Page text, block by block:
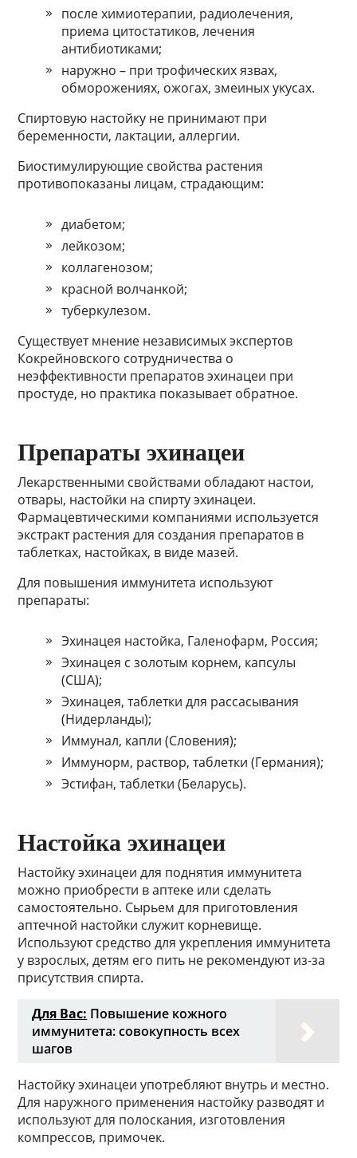
после химиотерапии, радиолечения,
приема цитостатиков, лечения
антибиотиками;
наружно – при трофических язвах,
обморожениях, ожогах, змеиных укусах.
Спиртовую настойку не принимают при
беременности, лактации, аллергии.
Биостимулирующие свойства растения
противопоказаны лицам, страдающим:
диабетом;
лейкозом;
коллагенозом;
красной волчанкой;
туберкулезом.
Существует мнение независимых экспертов
Кокрейновского сотрудничества о
неэффективности препаратов эхинацеи при
простуде, но практика показывает обратное.
Препараты эхинацеи
Лекарственными свойствами обладают настои,
отвары, настойки на спирту эхинацеи.
Фармацевтическими компаниями используется
экстракт растения для создания препаратов в
таблетках, настойках, в виде мазей.
Для повышения иммунитета используют
препараты:
Эхинацея настойка, Галенофарм, Россия;
Эхинацея с золотым корнем, капсулы
(США);
Эхинацея, таблетки для рассасывания
(Нидерланды);
Иммунал, капли (Словения);
Иммунорм, раствор, таблетки (Германия);
Эстифан, таблетки (Беларусь).
Настойка эхинацеи
Настойку эхинацеи для поднятия иммунитета
можно приобрести в аптеке или сделать
самостоятельно. Сырьем для приготовления
аптечной настойки служит корневище.
Используют средство для укрепления иммунитета
у взрослых, детям его пить не рекомендуют из-за
присутствия спирта.
Для Вас: Повышение кожного
иммунитета: совокупность всех
шагов
Настойку эхинацеи употребляют внутрь и местно.
Для наружного применения настойку разводят и
используют для полоскания, изготовления
компрессов, примочек.